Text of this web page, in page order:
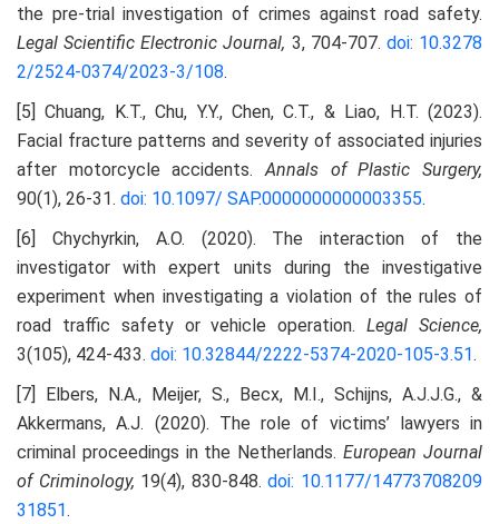
the pre-trial investigation of crimes against road safety.
Legal Scientific Electronic Journal, 3, 704-707. doi: 10.3278
2/2524-0374/2023-3/108.
[5] Chuang, K.T., Chu, Y.Y., Chen, C.T., & Liao, H.T. (2023).
Facial fracture patterns and severity of associated injuries
after motorcycle accidents.Annals of Plastic Surgery,
90(1), 26-31. doi: 10.1097/ SAP.0000000000003355.
[6] Chychyrkin, A.O. (2020). The interaction of the
investigator with expert units during the investigative
experiment when investigating a violation of the rules of
road traffic safety or vehicle operation.Legal Science,
3(105), 424-433. doi: 10.32844/2222-5374-2020-105-3.51.
[7] Elbers, N.A., Meijer, S., Becx, M.I., Schijns, A.J.J.G., &
Akkermans, A.J. (2020). The role of victims’ lawyers in
criminal proceedings in the Netherlands.European Journal
of Criminology, 19(4), 830-848.doi: 10.1177/14773708209
31851.